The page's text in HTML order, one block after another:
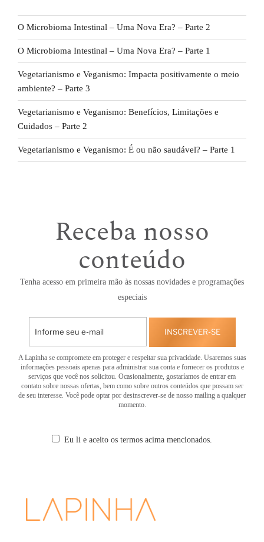
O Microbioma Intestinal – Uma Nova Era? – Parte 2
O Microbioma Intestinal – Uma Nova Era? – Parte 1
Vegetarianismo e Veganismo: Impacta positivamente o meio
ambiente? – Parte 3
Vegetarianismo e Veganismo: Benefícios, Limitações e
Cuidados – Parte 2
Vegetarianismo e Veganismo: É ou não saudável? – Parte 1
Receba nosso
conteúdo
Tenha acesso em primeira mão às nossas novidades e programações
especiais
INSCREVER-SE
A Lapinha se compromete em proteger e respeitar sua privacidade. Usaremos suas
informações pessoais apenas para administrar sua conta e fornecer os produtos e
serviços que você nos solicitou. Ocasionalmente, gostaríamos de entrar em
contato sobre nossas ofertas, bem como sobre outros conteúdos que possam ser
de seu interesse. Você pode optar por desinscrever-se de nosso mailing a qualquer
momento.
Eu li e aceito os termos acima mencionados.